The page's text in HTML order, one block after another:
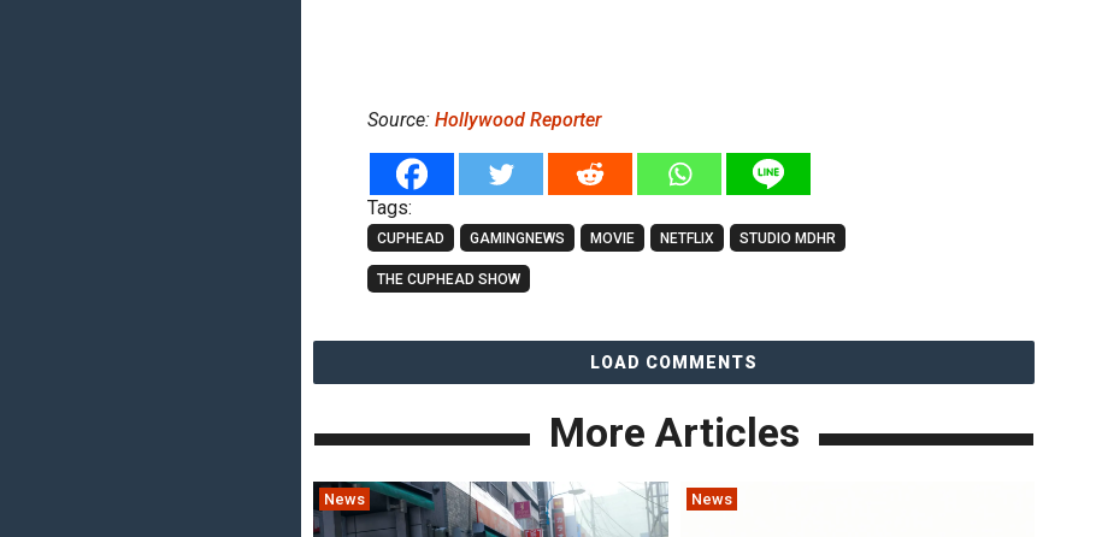
Source: Hollywood Reporter
Tags:
CUPHEAD GAMINGNEWS MOVIE NETFLIX STUDIO MDHR
THE CUPHEAD SHOW
LOAD COMMENTS
More Articles
News News